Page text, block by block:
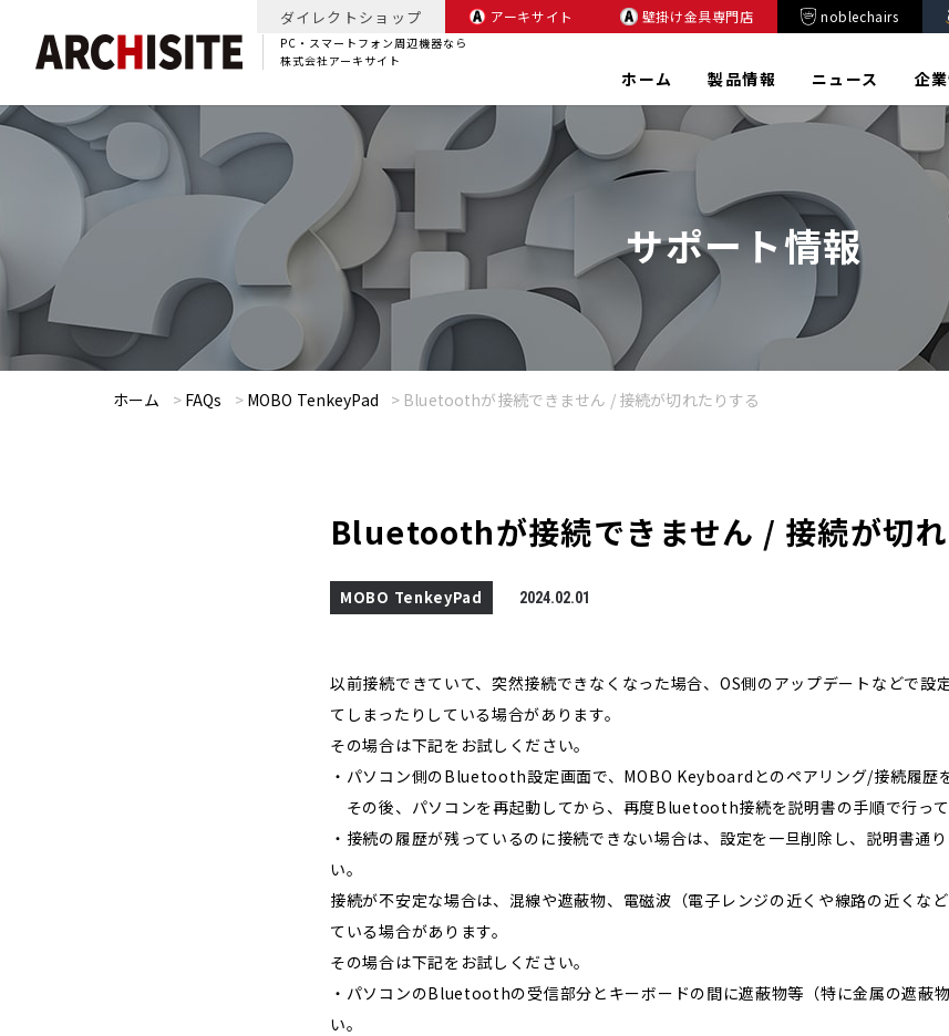
PC・スマートフォン周辺機器なら
株式会社アーキサイト
ダイレクトショップ アーキサイト 壁掛け金具専門店 noblechairs
ホーム 製品情報 ニュース 企
サポート情報
ホーム > FAQs > MOBO TenkeyPad > Bluetoothが接続できません / 接続が切れたりする
Bluetoothが接続できません / 接続が切
MOBO TenkeyPad 2024.02.01
以前接続できていて、突然接続できなくなった場合、OS側のアップデートなどで設
てしまったりしている場合があります。
その場合は下記をお試しください。
・パソコン側のBluetooth設定画面で、MOBO Keyboardとのペアリング/接続履歴
その後、パソコンを再起動してから、再度Bluetooth接続を説明書の手順で行って
・接続の履歴が残っているのに接続できない場合は、設定を一旦削除し、説明書通
い。
接続が不安定な場合は、混線や遮蔽物、電磁波（電子レンジの近くや線路の近くな
ている場合があります。
その場合は下記をお試しください。
・パソコンのBluetoothの受信部分とキーボードの間に遮蔽物等（特に金属の遮蔽
い。